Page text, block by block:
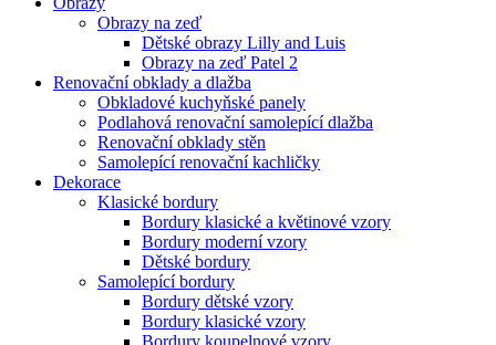
Obrazy na zeď
Dětské obrazy Lilly and Luis
Obrazy na zeď Patel 2
Renovační obklady a dlažba
Obkladové kuchyňské panely
Podlahová renovační samolepící dlažba
Renovační obklady stěn
Samolepící renovační kachličky
Dekorace
Klasické bordury
Bordury klasické a květinové vzory
Bordury moderní vzory
Dětské bordury
Samolepící bordury
Bordury dětské vzory
Bordury klasické vzory
Bordury koupelnové vzory